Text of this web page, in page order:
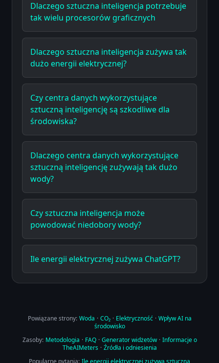
Dlaczego sztuczna inteligencja potrzebuje
tak wielu procesorów graficznych
Dlaczego sztuczna inteligencja zużywa tak
dużo energii elektrycznej?
Czy centra danych wykorzystujące
sztuczną inteligencję są szkodliwe dla
środowiska?
Dlaczego centra danych wykorzystujące
sztuczną inteligencję zużywają tak dużo
wody?
Czy sztuczna inteligencja może
powodować niedobory wody?
Ile energii elektrycznej zużywa ChatGPT?
Powiązane strony: Woda · CO₂ · Elektryczność · Wpływ AI na
środowisko
Zasoby: Metodologia · FAQ · Generator widżetów · Informacje o
TheAIMeters · Źródła i odniesienia
Popularne pytania: Ile energii elektrycznej zużywa sztuczna